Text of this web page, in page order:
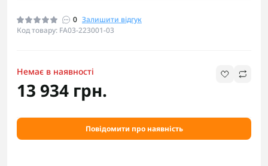
0 Залишити відгук
Код товару: FA03-223001-03
Немає в наявності
13 934 грн.
Повідомити про наявність